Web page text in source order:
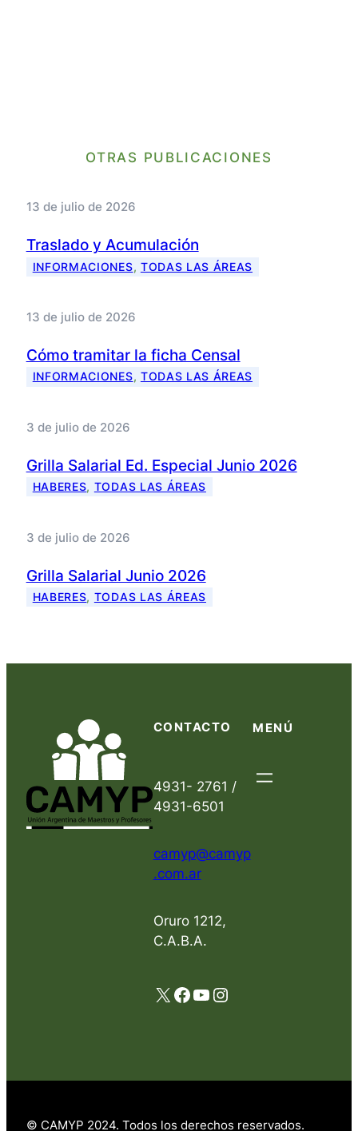
OTRAS PUBLICACIONES
13 de julio de 2026
Traslado y Acumulación
INFORMACIONES, TODAS LAS ÁREAS
13 de julio de 2026
Cómo tramitar la ficha Censal
INFORMACIONES, TODAS LAS ÁREAS
3 de julio de 2026
Grilla Salarial Ed. Especial Junio 2026
HABERES, TODAS LAS ÁREAS
3 de julio de 2026
Grilla Salarial Junio 2026
HABERES, TODAS LAS ÁREAS
CONTACTO
4931- 2761 /
4931-6501
camyp@camyp
.com.ar
Oruro 1212,
C.A.B.A.
X Facebook YouTube Instagram
MENÚ
© CAMYP 2024. Todos los derechos reservados.